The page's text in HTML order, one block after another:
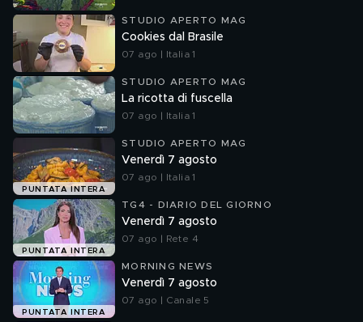
STUDIO APERTO MAG
Cookies dal Brasile
07 ago | Italia 1
STUDIO APERTO MAG
La ricotta di fuscella
07 ago | Italia 1
PUNTATA INTERA
STUDIO APERTO MAG
Venerdì 7 agosto
07 ago | Italia 1
PUNTATA INTERA
TG4 - DIARIO DEL GIORNO
Venerdì 7 agosto
07 ago | Rete 4
PUNTATA INTERA
MORNING NEWS
Venerdì 7 agosto
07 ago | Canale 5